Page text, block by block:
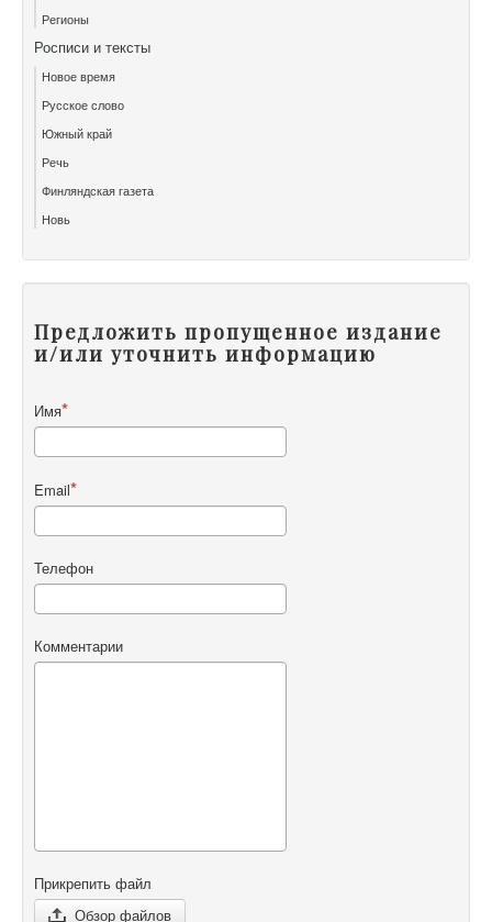
Регионы
Росписи и тексты
Новое время
Русское слово
Южный край
Речь
Финляндская газета
Новь
Предложить пропущенное издание
и/или уточнить информацию
Имя
Email
Телефон
Комментарии
Прикрепить файл
Обзор файлов